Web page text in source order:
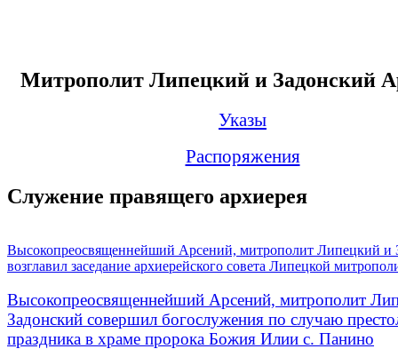
Митрополит Липецкий и Задонский
Указы
Распоряжения
Служение правящего архиерея
Высокопреосвященнейший Арсений, митрополит Липецкий и
возглавил заседание архиерейского совета Липецкой
Высокопреосвященнейший Арсений, митрополит
Задонский совершил богослужения по случаю
праздника в храме пророка Божия Илии с. Панино